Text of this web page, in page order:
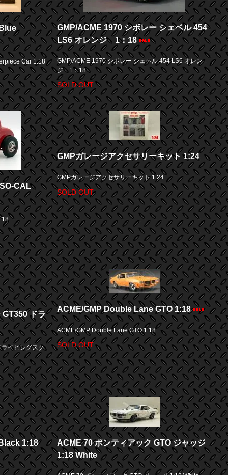
Car 1:18
GMP/ACME 1970 シボレー シェベル 454
LS6 オレンジ 1：18
GMP/ACME 1970 シボレー シェベル 454 LS6 オレン
ジ 1：18
SOLD OUT
CAL
GMPガレージアクセサリーキット 1:24
GMPガレージアクセサリーキット 1:24
SOLD OUT
ドラ
イビングスク
ACME/GMP Double Lane GTO 1:18
ACME/GMP Double Lane GTO 1:18
SOLD OUT
1:18
ACME 70 ポンティアック GTO ジャッジ
1:18 White